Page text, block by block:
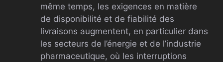
même temps, les exigences en matière
de disponibilité et de fiabilité des
livraisons augmentent, en particulier dans
les secteurs de l’énergie et de l’industrie
pharmaceutique, où les interruptions